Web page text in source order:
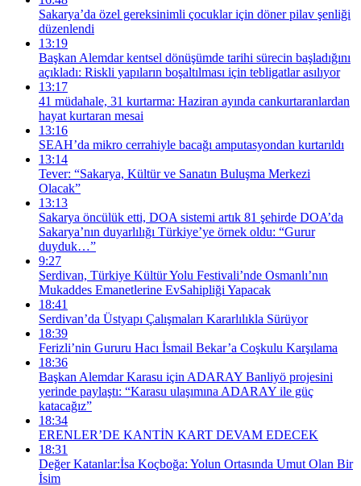
Sakarya’da özel gereksinimli çocuklar için döner pilav şenliği
düzenlendi
13:19
Başkan Alemdar kentsel dönüşümde tarihi sürecin başladığını
açıkladı: Riskli yapıların boşaltılması için tebligatlar asılıyor
13:17
41 müdahale, 31 kurtarma: Haziran ayında cankurtaranlardan
hayat kurtaran mesai
13:16
SEAH’da mikro cerrahiyle bacağı amputasyondan kurtarıldı
13:14
Tever: “Sakarya, Kültür ve Sanatın Buluşma Merkezi
Olacak”
13:13
Sakarya öncülük etti, DOA sistemi artık 81 şehirde DOA’da
Sakarya’nın duyarlılığı Türkiye’ye örnek oldu: “Gurur
duyduk…”
9:27
Serdivan, Türkiye Kültür Yolu Festivali’nde Osmanlı’nın
Mukaddes Emanetlerine EvSahipliği Yapacak
18:41
Serdivan’da Üstyapı Çalışmaları Kararlılıkla Sürüyor
18:39
Ferizli’nin Gururu Hacı İsmail Bekar’a Coşkulu Karşılama
18:36
Başkan Alemdar Karasu için ADARAY Banliyö projesini
yerinde paylaştı: “Karasu ulaşımına ADARAY ile güç
katacağız”
18:34
ERENLER’DE KANTİN KART DEVAM EDECEK
18:31
Değer Katanlar:İsa Koçboğa: Yolun Ortasında Umut Olan Bir
İsim